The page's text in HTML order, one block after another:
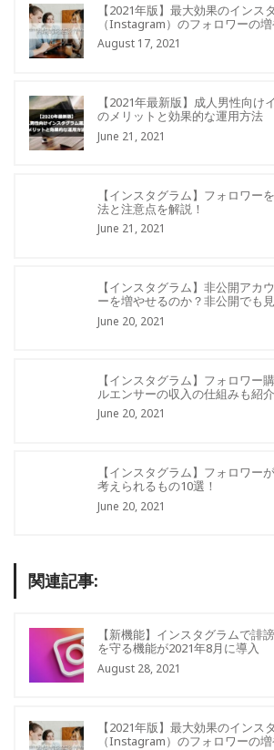
【2021年版】最大効果のインス
（Instagram）のフォロワーの
August 17, 2021
【2021年最新版】成人男性向け
のメリットと効果的な運用方法
June 21, 2021
【インスタグラム】フォロワー
法と注意点を解説！
June 21, 2021
【インスタグラム】非公開アカ
ーを増やせるのか？非公開でも
June 20, 2021
【インスタグラム】フォロワー
ルエンサーの収入の仕組みも紹介
June 20, 2021
【インスタグラム】フォロワー
考えられるもの10選！
June 20, 2021
関連記事:
【新機能】インスタグラムで誹
を守る機能が2021年8月に導入
August 28, 2021
【2021年版】最大効果のインス
（Instagram）のフォロワーの